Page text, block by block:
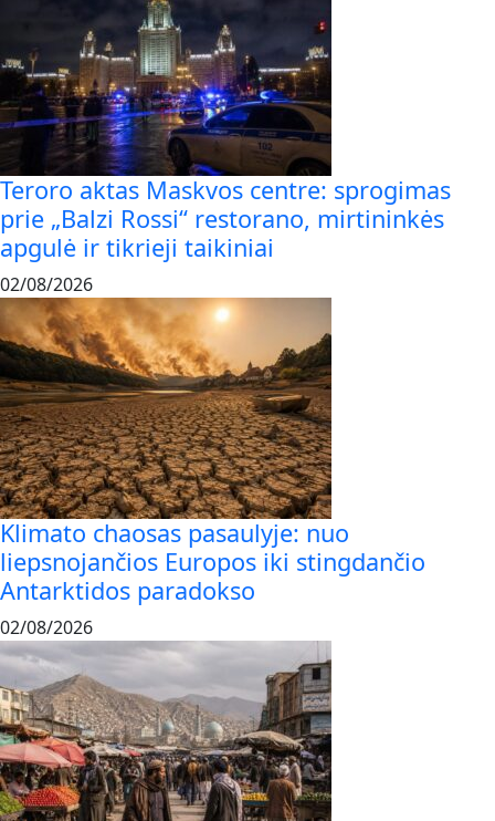
Teroro aktas Maskvos centre: sprogimas
prie „Balzi Rossi“ restorano, mirtininkės
apgulė ir tikrieji taikiniai
02/08/2026
Klimato chaosas pasaulyje: nuo
liepsnojančios Europos iki stingdančio
Antarktidos paradokso
02/08/2026